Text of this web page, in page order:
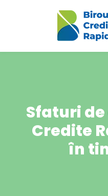
Sfaturi
Credite
în